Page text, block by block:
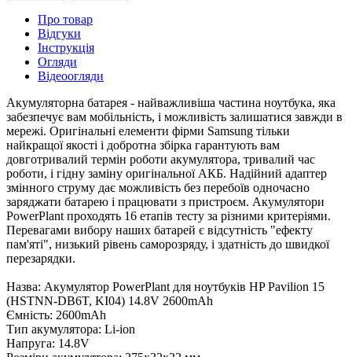
Про товар
Відгуки
Інструкція
Огляди
Відеоогляди
Акумуляторна батарея - найважливіша частина ноутбука, яка
забезпечує вам мобільність, і можливість залишатися завжди в
мережі. Оригінальні елементи фірми Samsung тільки
найкращої якості і добротна збірка гарантують вам
довготривалий термін роботи акумулятора, тривалий час
роботи, і гідну заміну оригінальної АКБ. Надійний адаптер
змінного струму дає можливість без перебоїв одночасно
заряджати батарею і працювати з пристроєм. Акумулятори
PowerPlant проходять 16 етапів тесту за різними критеріями.
Перевагами вибору наших батарей є відсутність "ефекту
пам'яті", низький рівень саморозряду, і здатність до швидкої
перезарядки.
Назва: Акумулятор PowerPlant для ноутбуків HP Pavilion 15
(HSTNN-DB6T, KI04) 14.8V 2600mAh
Ємність: 2600mAh
Тип акумулятора: Li-ion
Напруга: 14.8V